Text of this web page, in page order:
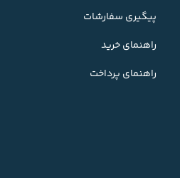
پیگیری سفارشات
راهنمای خرید
راهنمای پرداخت